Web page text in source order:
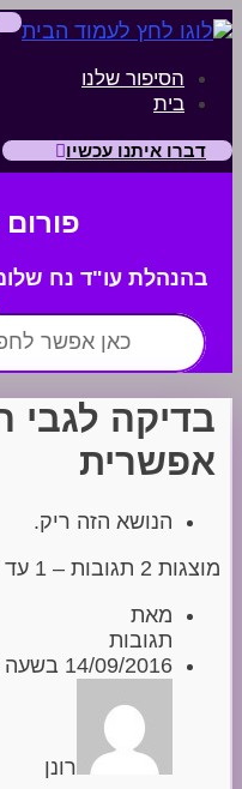
דברו איתנו עכשיו
הסיפור שלנו
בית
פורום
בהנהלת עו"ד נח
חפש:
בדיקה לגבי
אפשרית
הנושא הזה ריק.
מוצגות 2 תגובות – 1 עד 2 (מתוך 2 סה״כ)
מאת
תגובות
14/09/2016 בשעה 15:58
רונן